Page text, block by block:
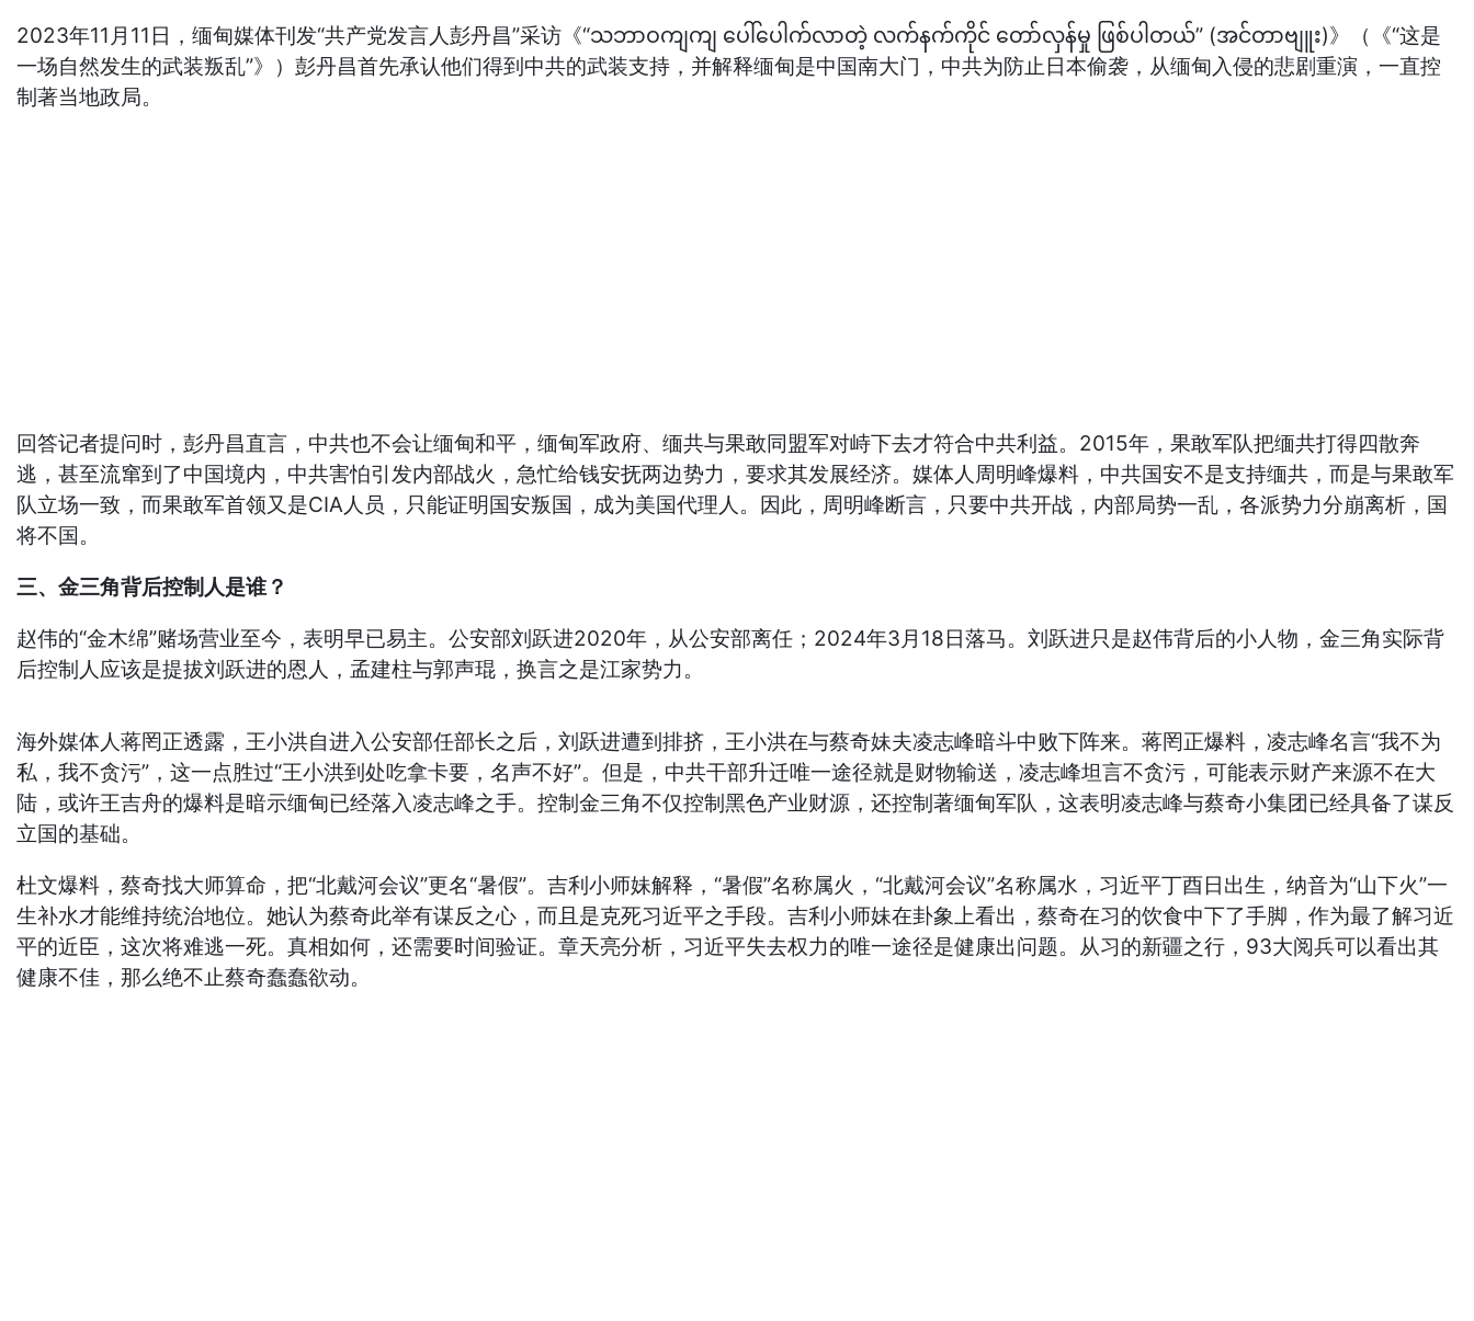
2023年11月11日，缅甸媒体刊发“共产党发言人彭丹昌”采访《“သဘာဝကျကျ ပေါ်ပေါက်လာတဲ့ လက်နက်ကိုင် တော်လှန်မှု ဖြစ်ပါတယ်” (အင်တာဗျူး)》（《“这是
一场自然发生的武装叛乱”》）彭丹昌首先承认他们得到中共的武装支持，并解释缅甸是中国南大门，中共为防止日本偷袭，从缅甸入侵的悲剧重演，一直控
制著当地政局。
回答记者提问时，彭丹昌直言，中共也不会让缅甸和平，缅甸军政府、缅共与果敢同盟军对峙下去才符合中共利益。2015年，果敢军队把缅共打得四散奔
逃，甚至流窜到了中国境内，中共害怕引发内部战火，急忙给钱安抚两边势力，要求其发展经济。媒体人周明峰爆料，中共国安不是支持缅共，而是与果敢军
队立场一致，而果敢军首领又是CIA人员，只能证明国安叛国，成为美国代理人。因此，周明峰断言，只要中共开战，内部局势一乱，各派势力分崩离析，国
将不国。
三、金三角背后控制人是谁？
赵伟的“金木绵”赌场营业至今，表明早已易主。公安部刘跃进2020年，从公安部离任；2024年3月18日落马。刘跃进只是赵伟背后的小人物，金三角实际背
后控制人应该是提拔刘跃进的恩人，孟建柱与郭声琨，换言之是江家势力。
海外媒体人蒋罔正透露，王小洪自进入公安部任部长之后，刘跃进遭到排挤，王小洪在与蔡奇妹夫凌志峰暗斗中败下阵来。蒋罔正爆料，凌志峰名言“我不为
私，我不贪污”，这一点胜过“王小洪到处吃拿卡要，名声不好”。但是，中共干部升迁唯一途径就是财物输送，凌志峰坦言不贪污，可能表示财产来源不在大
陆，或许王吉舟的爆料是暗示缅甸已经落入凌志峰之手。控制金三角不仅控制黑色产业财源，还控制著缅甸军队，这表明凌志峰与蔡奇小集团已经具备了谋反
立国的基础。
杜文爆料，蔡奇找大师算命，把“北戴河会议”更名“暑假”。吉利小师妹解释，“暑假”名称属火，“北戴河会议”名称属水，习近平丁酉日出生，纳音为“山下火”一
生补水才能维持统治地位。她认为蔡奇此举有谋反之心，而且是克死习近平之手段。吉利小师妹在卦象上看出，蔡奇在习的饮食中下了手脚，作为最了解习近
平的近臣，这次将难逃一死。真相如何，还需要时间验证。章天亮分析，习近平失去权力的唯一途径是健康出问题。从习的新疆之行，93大阅兵可以看出其
健康不佳，那么绝不止蔡奇蠢蠢欲动。